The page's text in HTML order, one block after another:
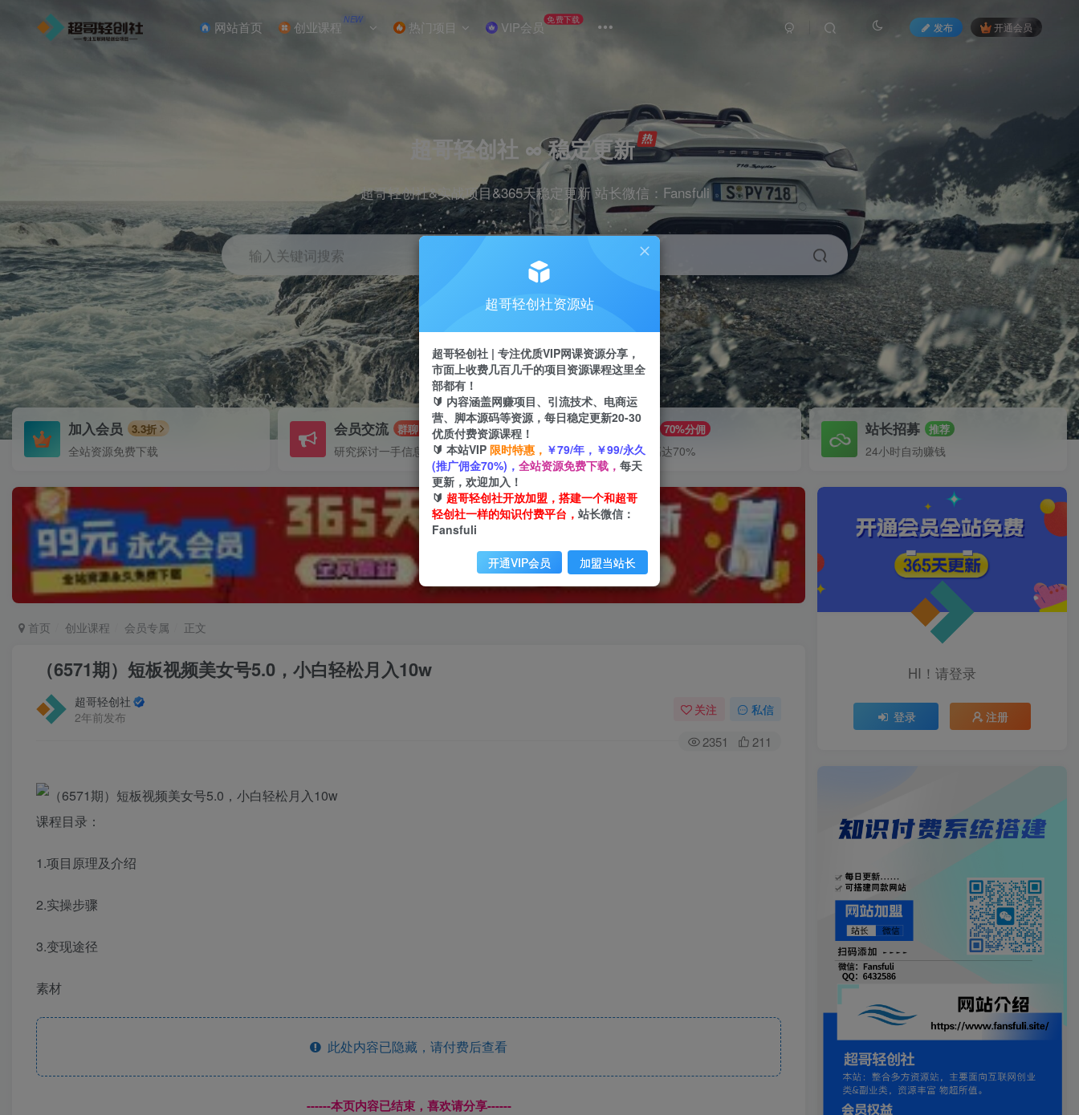
网站首页 创业课程 NEW 热门项目 VIP会员 免费下载
发布 开通会员
超哥轻创社 ∞ 稳定更新
超哥轻创社&实战项目&365天稳定更新 站长微信：Fansfuli
输入关键词搜索
剪辑 电商 小红书
加入会员 3.3折
全站资源免费下载
会员交流 群聊
研究探讨一手信息差
推广赚钱 70%分佣
推广返佣高达70%
站长招募 推荐
24小时自动赚钱
首页 创业课程 会员专属 正文
（6571期）短板视频美女号5.0，小白轻松月入10w
超哥轻创社
2年前发布
关注 私信
2351 211
课程目录：
1.项目原理及介绍
2.实操步骤
3.变现途径
素材
此处内容已隐藏，请付费后查看
------本页内容已结束，喜欢请分享------
HI！请登录
登录 注册
超哥轻创社资源站
超哥轻创社 | 专注优质VIP网课资源分享，
市面上收费几百几千的项目资源课程这里全
部都有！
🔰 内容涵盖网赚项目、引流技术、电商运
营、脚本源码等资源，每日稳定更新20-30
优质付费资源课程！
🔰 本站VIP 限时特惠， ￥79/年，￥99/永久
(推广佣金70%)， 全站资源免费下载， 每天
更新，欢迎加入！
🔰 超哥轻创社开放加盟，搭建一个和超哥
轻创社一样的知识付费平台， 站长微信：
Fansfuli
开通VIP会员 加盟当站长